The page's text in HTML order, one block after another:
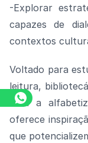
-Explorar
capazes de
contextos
Voltado para
leitura,
com a
oferece
que